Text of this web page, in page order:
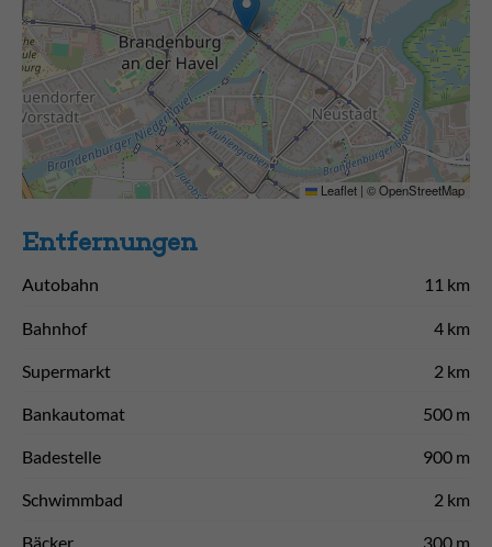
Leaflet | ©OpenStreetMap
Entfernungen
Autobahn 11 km
Bahnhof 4 km
Supermarkt 2 km
Bankautomat 500 m
Badestelle 900 m
Schwimmbad 2 km
Bäcker 300 m